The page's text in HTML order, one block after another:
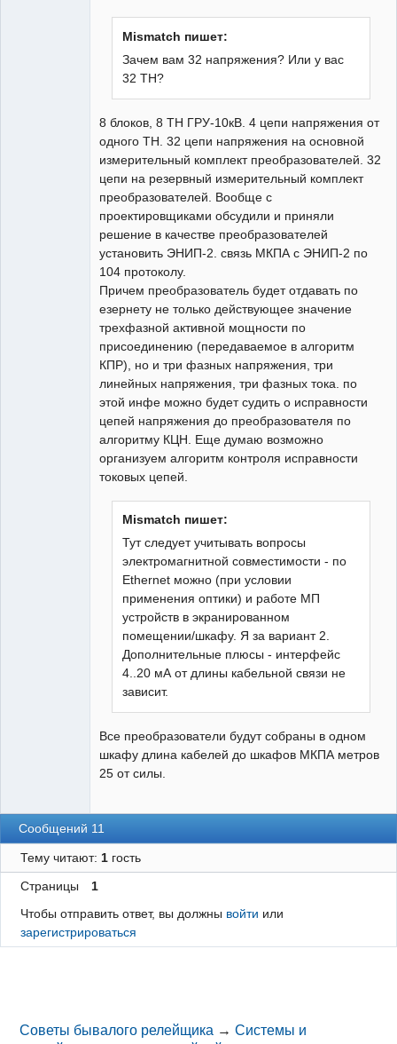
Mismatch пишет:
Зачем вам 32 напряжения? Или у вас
32 ТН?
8 блоков, 8 ТН ГРУ-10кВ. 4 цепи напряжения от
одного ТН. 32 цепи напряжения на основной
измерительный комплект преобразователей. 32
цепи на резервный измерительный комплект
преобразователей. Вообще с
проектировщиками обсудили и приняли
решение в качестве преобразователей
установить ЭНИП-2. связь МКПА с ЭНИП-2 по
104 протоколу.
Причем преобразователь будет отдавать по
езернету не только действующее значение
трехфазной активной мощности по
присоединению (передаваемое в алгоритм
КПР), но и три фазных напряжения, три
линейных напряжения, три фазных тока. по
этой инфе можно будет судить о исправности
цепей напряжения до преобразователя по
алгоритму КЦН. Еще думаю возможно
организуем алгоритм контроля исправности
токовых цепей.
Mismatch пишет:
Тут следует учитывать вопросы
электромагнитной совместимости - по
Ethernet можно (при условии
применения оптики) и работе МП
устройств в экранированном
помещении/шкафу. Я за вариант 2.
Дополнительные плюсы - интерфейс
4..20 мА от длины кабельной связи не
зависит.
Все преобразователи будут собраны в одном
шкафу длина кабелей до шкафов МКПА метров
25 от силы.
Сообщений 11
Тему читают: 1гость
Страницы
1
Чтобы отправить ответ, вы должны войти или
зарегистрироваться
Советы бывалого релейщика →Системы и